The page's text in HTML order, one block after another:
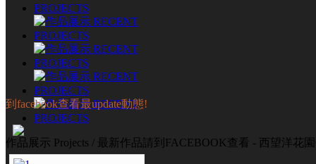
到facebook查看最update動態!
作品展示 Projects / 最新作品請到FACEBOOK查看 - 西望洋花